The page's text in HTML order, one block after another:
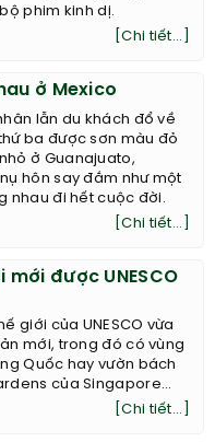
phim kinh dị.
[Chi tiết...]
ở Mexico
lẫn du khách đổ về
ba được sơn màu đỏ
ở Guanajuato,
hôn say đắm như một
nhau đi hết cuộc đời.
[Chi tiết...]
được UNESCO
giới của UNESCO vừa
mới, trong đó có vùng
Quốc hay vườn bách
của Singapore...
[Chi tiết...]